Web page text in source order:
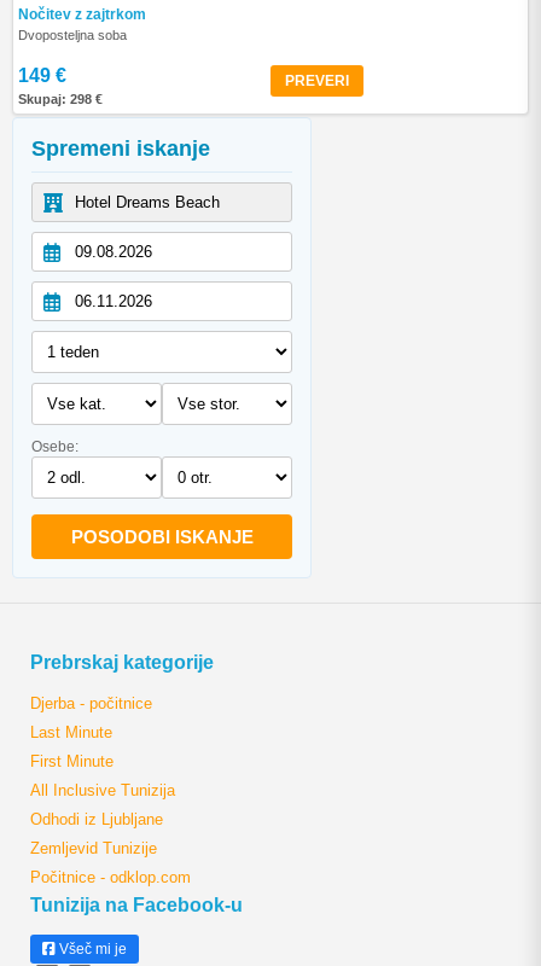
Spremeni iskanje
Osebe:
POSODOBI ISKANJE
Nočitev z zajtrkom
Dvoposteljna soba
149 €
Skupaj: 298 €
PREVERI
Prebrskaj kategorije
Djerba - počitnice
Last Minute
First Minute
All Inclusive Tunizija
Odhodi iz Ljubljane
Zemljevid Tunizije
Počitnice - odklop.com
Tunizija na Facebook-u
Všeč mi je